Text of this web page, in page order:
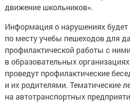
движение школьников».
Информация о нарушениях будет
по месту учебы пешеходов для
профилактической работы с
в образовательных
проведут профилактические
и их родителями. Тематические
на автотранспортных